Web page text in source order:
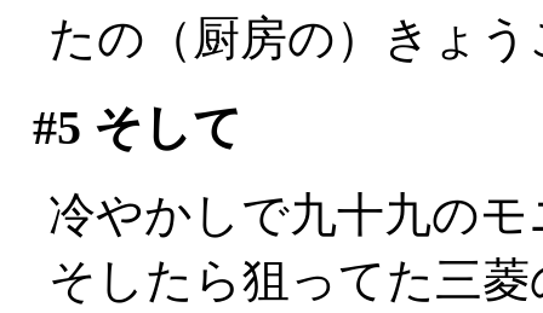
たの（厨房の）きょ
#5 そして
冷やかしで九十九の
そしたら狙ってた三